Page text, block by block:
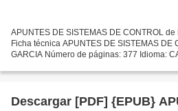
APUNTES DE SISTEMAS DE CONTROL de
Ficha técnica APUNTES DE SISTEMAS DE
GARCIA Número de páginas: 377 Idioma:
Año de...
Descargar [PDF] {EPUB}